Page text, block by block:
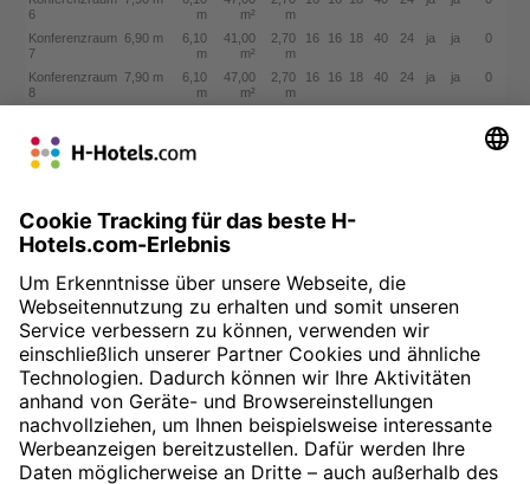
6
m
m²
m
Konferenzraum
7
6,90 m
6,10
m
41,00
m²
2,70
m
16 16 18 40 24 ja ja 0
Konferenzraum
8
7,90 m
6,10
m
47,00
m²
2,70
m
16 16 18 40 24 ja ja 0
Konferenzraum
10
7,90 m
4,90
Kombination 1 (1+2/ 2+3)
19,00
m
19,00
m
370,00
m²
Kombination 2 (1-3)
19,00
Kombination 3 (6+7/ 7+8)
14,80
m
6,10
m
88,00
m²
2,70
m
30
Kombination 4 (6-8)
22,70
m
6,10
m
135,00
m²
2,70
m
40 40